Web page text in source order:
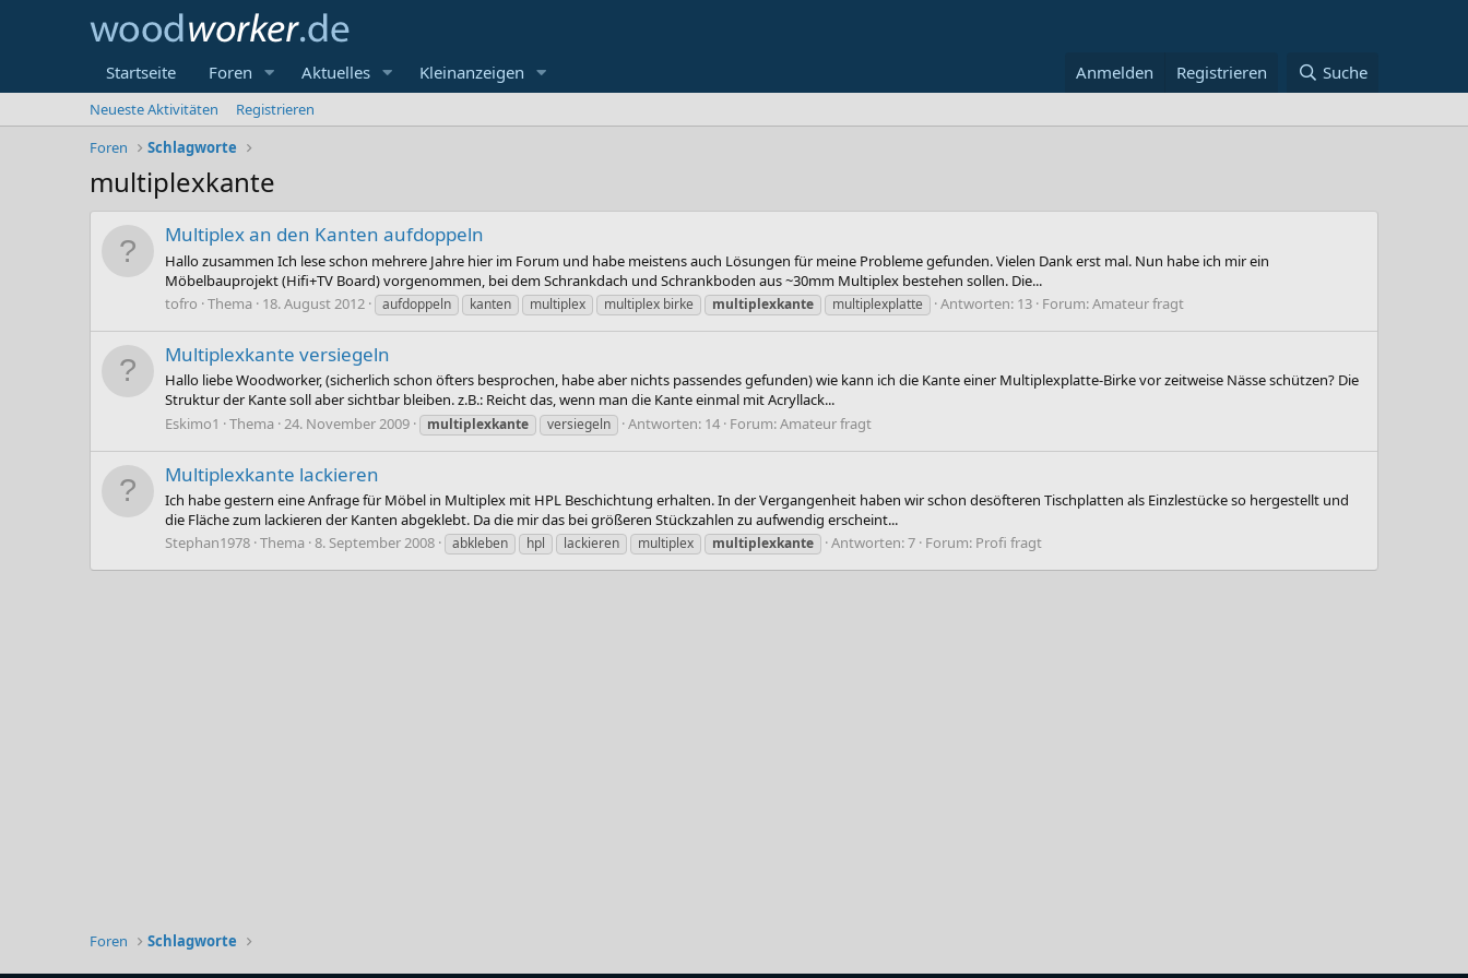
Startseite Foren Aktuelles Kleinanzeigen Anmelden Registrieren Suche
Neueste Aktivitäten
Registrieren
Foren
Schlagworte
multiplexkante
Multiplex an den Kanten aufdoppeln
Hallo zusammen Ich lese schon mehrere Jahre hier im Forum und habe meistens auch Lösungen für meine Probleme gefunden. Vielen Dank erst mal. Nun habe ich mir ein
Möbelbauprojekt (Hifi+TV Board) vorgenommen, bei dem Schrankdach und Schrankboden aus ~30mm Multiplex bestehen sollen. Die...
tofro Thema 18. August 2012 aufdoppeln kanten multiplex multiplex birke multiplexkante multiplexplatte Antworten: 13 Forum:Amateur fragt
Multiplexkante versiegeln
Hallo liebe Woodworker, (sicherlich schon öfters besprochen, habe aber nichts passendes gefunden) wie kann ich die Kante einer Multiplexplatte-Birke vor zeitweise Nässe schützen? Die
Struktur der Kante soll aber sichtbar bleiben. z.B.: Reicht das, wenn man die Kante einmal mit Acryllack...
Eskimo1
Thema 24. November 2009 multiplexkante versiegeln Antworten: 14 Forum:Amateur fragt
Multiplexkante lackieren
Ich habe gestern eine Anfrage für Möbel in Multiplex mit HPL Beschichtung erhalten. In der Vergangenheit haben wir schon desöfteren Tischplatten als Einzlestücke so hergestellt und
die Fläche zum lackieren der Kanten abgeklebt. Da die mir das bei größeren Stückzahlen zu aufwendig erscheint...
Stephan1978 Thema 8. September 2008 abkleben hpl lackieren multiplex multiplexkante Antworten: 7 Forum: Profi fragt
Foren Schlagworte